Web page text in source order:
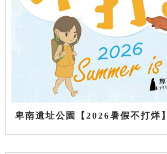
卑南遺址公園【2026暑假不打烊】